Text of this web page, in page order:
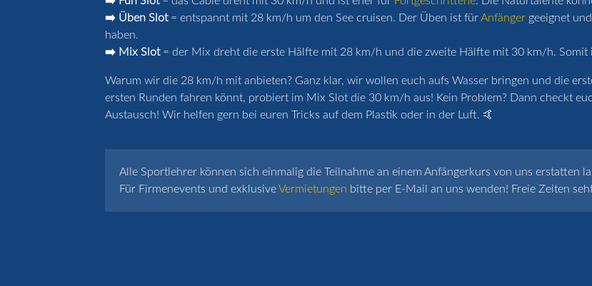
➡️ Üben Slot= entspannt mit 28 km/h um den See cruisen. Der Üben ist fürAnfänger geeignet
haben.
➡️ Mix Slot= der Mix dreht die erste Hälfte mit 28 km/h und die zweite Hälfte mit 30 km/h. Somit
Warum wir die 28 km/h mit anbieten? Ganz klar, wir wollen euch aufs Wasser bringen und die
ersten Runden fahren könnt, probiert im Mix Slot die 30 km/h aus! Kein Problem? Dann checkt
Austausch! Wir helfen gern bei euren Tricks auf dem Plastik oder in der Luft. 🤙
Alle Sportlehrer können sich einmalig die Teilnahme an einem Anfängerkurs von uns erstatten
Für Firmenevents und exklusiveVermietungen bitte per E-Mail an uns wenden! Freie Zeiten